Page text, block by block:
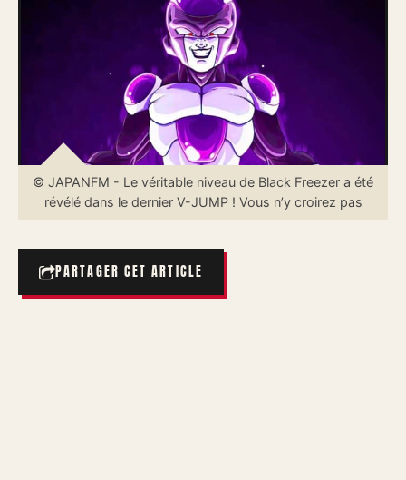
© JAPANFM - Le véritable niveau de Black Freezer a été
révélé dans le dernier V-JUMP ! Vous n’y croirez pas
PARTAGER CET ARTICLE